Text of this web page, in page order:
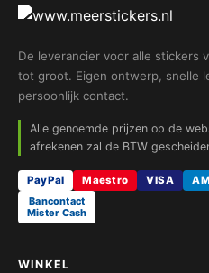
De leverancier voor alle stickers
tot groot. Eigen ontwerp, snelle
persoonlijk contact.
Alle genoemde prijzen op de
afrekenen zal de BTW
PayPal Maestro VISA
Bancontact
Mister Cash
WINKEL